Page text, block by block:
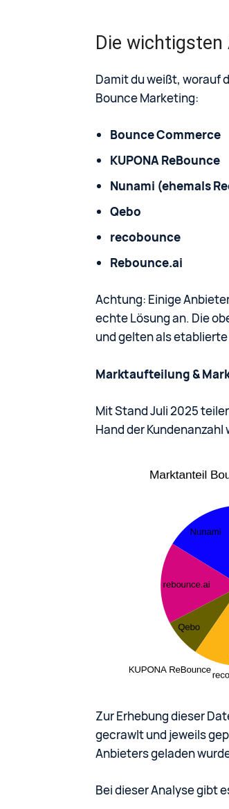
Die
Damit du weißt, worauf
Bounce Marketing:
Bounce Commerce
KUPONA ReBounce
Nunami (ehemals
Qebo
recobounce
Rebounce.ai
Achtung: Einige
echte Lösung an. Die
und gelten als etablierte
Marktaufteilung &
Mit Stand Juli 2025
Hand der Kundenanzahl
Zur Erhebung dieser
gecrawlt und jeweils
Anbieters geladen
Bei dieser Analyse gibt